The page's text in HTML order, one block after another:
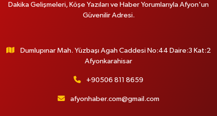
Dakika Gelişmeleri, Köşe Yazıları ve Haber Yorumlarıyla Afyon'un
Güvenilir Adresi.
Dumlupınar Mah. Yüzbaşı Agah Caddesi No:44 Daire:3 Kat:2
Afyonkarahisar
+90506 811 8659
afyonhaber.com@gmail.com